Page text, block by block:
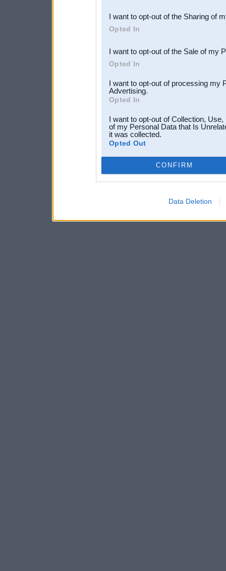
Downstream Participants
third parties.
I want to opt-out of the Sharing of
Opted In
I want to opt-out of the Sale of my
Opted In
I want to opt-out of processing my
Advertising.
Opted In
I want to opt-out of Collection,
of my Personal Data that Is
it was collected.
Opted Out
CONFIRM
Data Deletion